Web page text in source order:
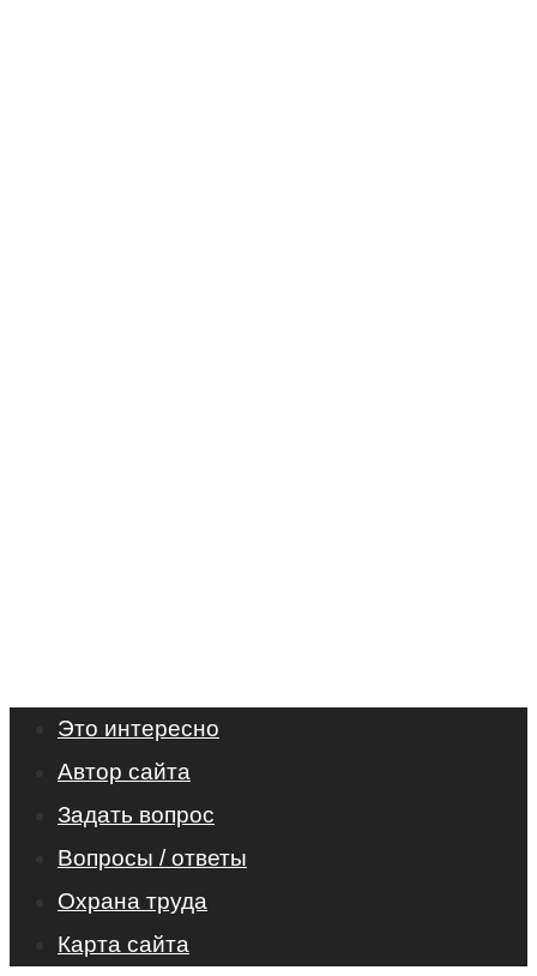
Это интересно
Автор сайта
Задать вопрос
Вопросы / ответы
Охрана труда
Карта сайта